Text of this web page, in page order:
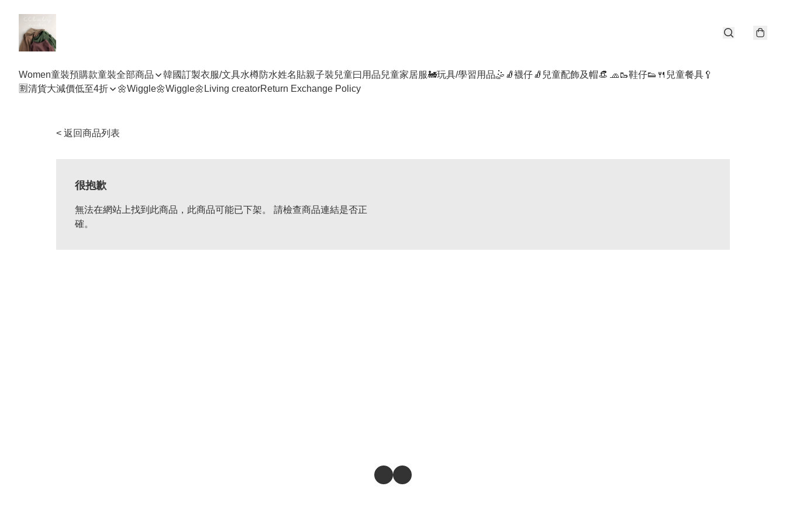
Women童裝預購款童裝全部商品 韓國訂製衣服/文具水樽防水姓名貼親子裝兒童曰用品兒童家居服🚂玩具/學習用品🤹 🧦襪仔🧦 兒童配飾及帽👒 🧢🥾鞋仔👟 🍴兒童餐具🥄
🈹清貨大減價低至4折
🌼Wiggle🌼Wiggle🌼 Living creatorReturn Exchange Policy
< 返回商品列表
很抱歉
無法在網站上找到此商品，此商品可能已下架。 請檢查商品連結是否正
確。